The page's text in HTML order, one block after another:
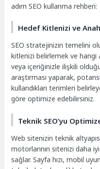
adım SEO kullanma rehberi:
Hedef Kitlenizi ve
SEO stratejinizin temelini
kitlenizi belirlemek ve
veya içeriğinizle ilişkili
araştırması yaparak,
kullandıkları terimleri
göre optimize edebilirsiniz.
Teknik SEO’yu
Web sitenizin teknik
motorlarının sitenizi daha
sağlar. Sayfa hızı, mobil